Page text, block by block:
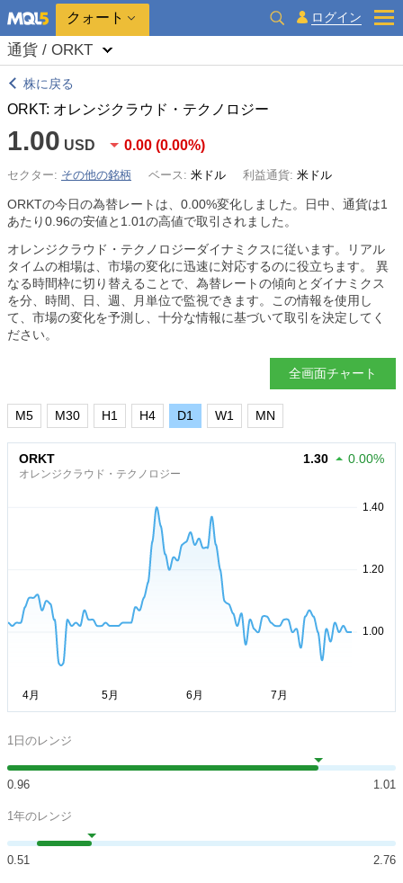
クォート ログイン
通貨 / ORKT
株に戻る
ORKT: オレンジクラウド・テクノロジー
1.00 USD 0.00 (0.00%)
セクター: その他の銘柄 ベース: 米ドル 利益通貨: 米ドル
ORKTの今日の為替レートは、 0.00%変化しました。日中、通貨は1
あたり0.96の安値と1.01の高値で取引されました。
オレンジクラウド・テクノロジーダイナミクスに従います。リアル
タイムの相場は、市場の変化に迅速に対応するのに役立ちます。 異
なる時間枠に切り替えることで、為替レートの傾向とダイナミクス
を分、時間、日、週、月単位で監視できます。この情報を使用し
て、市場の変化を予測し、十分な情報に基づいて取引を決定してく
ださい。
全画面チャート
M5 M30 H1 H4 D1 W1 MN
ORKT
オレンジクラウド・テクノロジー
1.30 0.00%
1日のレンジ
0.96 1.01
1年のレンジ
0.51 2.76